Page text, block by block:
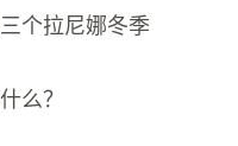
个拉尼娜冬季
么？